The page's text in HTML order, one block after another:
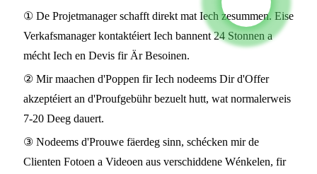
① De Projetmanager schafft direkt mat Iech zesummen. Eise
Verkafsmanager kontaktéiert Iech bannent 24 Stonnen a
mécht Iech en Devis fir Är Besoinen.
② Mir maachen d'Poppen fir Iech nodeems Dir d'Offer
akzeptéiert an d'Proufgebühr bezuelt hutt, wat normalerweis
7-20 Deeg dauert.
③ Nodeems d'Prouwe fäerdeg sinn, schécken mir de
Clienten Fotoen a Videoen aus verschiddene Wénkelen, fir